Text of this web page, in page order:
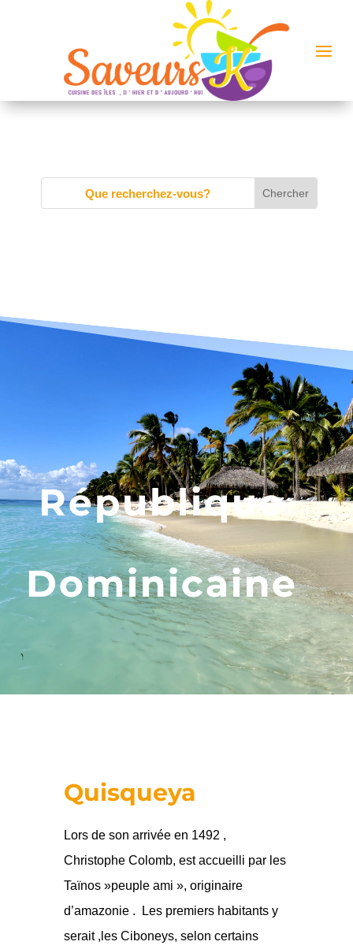
République Dominicaine : Origine
Juin 29, 2020|Grandes Antilles
République
Dominicaine
Quisqueya
Lors de son arrivée en 1492 ,
Christophe Colomb, est accueilli par les
Taïnos »peuple ami », originaire
d’amazonie . Les premiers habitants y
serait ,les Ciboneys, selon certains